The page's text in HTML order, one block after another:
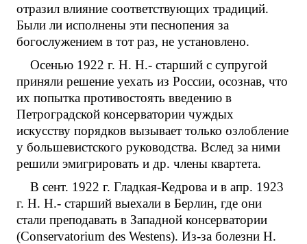
отразил влияние соответствующих традиций.
Были ли исполнены эти песнопения за
богослужением в тот раз, не установлено.
Осенью 1922 г. Н. Н.- старший с супругой
приняли решение уехать из России, осознав, что
их попытка противостоять введению в
Петроградской консерватории чуждых
искусству порядков вызывает только озлобление
у большевистского руководства. Вслед за ними
решили эмигрировать и др. члены квартета.
В сент. 1922 г. Гладкая-Кедрова и в апр. 1923
г. Н. Н.- старший выехали в Берлин, где они
стали преподавать в Западной консерватории
(Conservatorium des Westens). Из-за болезни Н.